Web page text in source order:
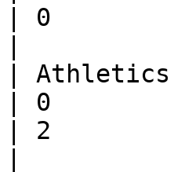
| 0
|
| 0
| 2